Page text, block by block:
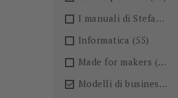
I manuali di Stefano Anselmo
Informatica (55)
Made for makers (13)
 Modelli di business(57)